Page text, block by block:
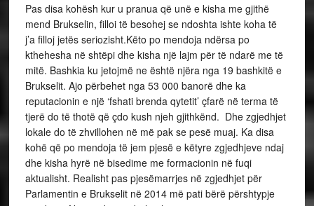
Pas disa kohësh kur u pranua që unë e kisha me gjithë
mend Brukselin, filloi të besohej se ndoshta ishte koha të
j’a filloj jetës seriozisht.Këto po mendoja ndërsa po
kthehesha në shtëpi dhe kisha një lajm për të ndarë me të
mitë. Bashkia ku jetojmë ne është njëra nga 19 bashkitë e
Brukselit. Ajo përbehet nga 53 000 banorë dhe ka
reputacionin e një ‘fshati brenda qytetit’ çfarë në terma të
tjerë do të thotë që çdo kush njeh gjithkënd. Dhe zgjedhjet
lokale do të zhvillohen në më pak se pesë muaj. Ka disa
kohë që po mendoja të jem pjesë e këtyre zgjedhjeve ndaj
dhe kisha hyrë në bisedime me formacionin në fuqi
aktualisht. Realisht pas pjesëmarrjes në zgjedhjet për
Parlamentin e Brukselit në 2014 më pati bërë përshtypje